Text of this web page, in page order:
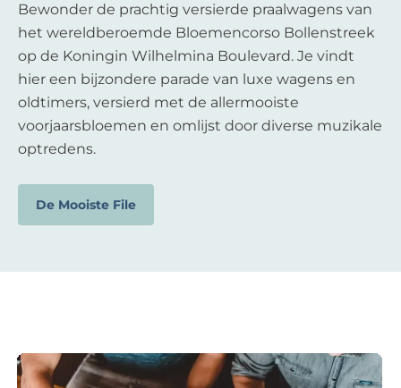
Bewonder de prachtig versierde praalwagens van
het wereldberoemde Bloemencorso Bollenstreek
op de Koningin Wilhelmina Boulevard. Je vindt
hier een bijzondere parade van luxe wagens en
oldtimers, versierd met de allermooiste
voorjaarsbloemen en omlijst door diverse muzikale
optredens.
De Mooiste File
B